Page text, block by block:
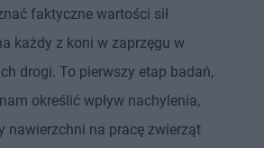
faktyczne wartości sił
każdy z koni w zaprzęgu w
drogi. To pierwszy etap badań,
określić wpływ nachylenia,
nawierzchni na pracę zwierząt